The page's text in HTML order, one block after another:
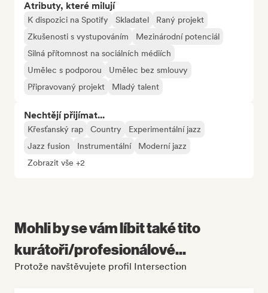
Atributy, které milují
K dispozici na Spotify Skladatel
Raný projekt
Zkušenosti s vystupováním
Mezinárodní potenciál
Silná přítomnost na sociálních médiích
Umělec s podporou
Umělec bez smlouvy
Připravovaný projekt
Mladý talent
Nechtějí přijímat...
Křesťanský rap Country
Experimentální jazz
Jazz fusion
Instrumentální
Moderní jazz
Zobrazit vše +2
Mohli by se vám líbit také tito
kurátoři/profesionálové...
Protože navštěvujete profil Intersection